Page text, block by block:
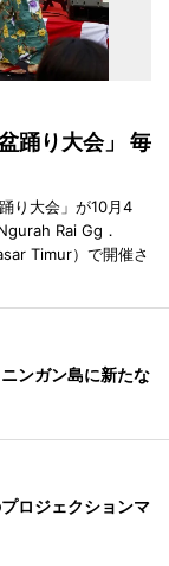
踊り大会」 毎
り大会」が10月4
Rai Gg．
Timur）で開催さ
ンガン島に新たな
ロジェクションマ